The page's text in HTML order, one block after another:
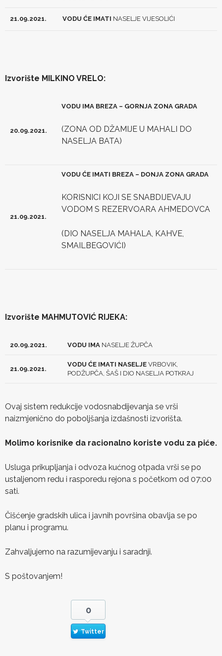
21.09.2021. VODU ĆE IMATI NASELJE VIJESOLIĆI
Izvorište MILKINO VRELO:
20.09.2021.
VODU IMA BREZA – GORNJA ZONA GRADA
(ZONA OD DŽAMIJE U MAHALI DO
NASELJA BATA)
21.09.2021.
VODU ĆE IMATI BREZA – DONJA ZONA GRADA
KORISNICI KOJI SE SNABDIJEVAJU
VODOM S REZERVOARA AHMEDOVCA
(DIO NASELJA MAHALA, KAHVE,
SMAILBEGOVIĆI)
Izvorište MAHMUTOVIĆ RIJEKA:
20.09.2021. VODU IMA NASELJE ŽUPČA
21.09.2021.
VODU ĆE IMATI NASELJE VRBOVIK,
PODŽUPČA, ŠAŠ I DIO NASELJA POTKRAJ
Ovaj sistem redukcije vodosnabdijevanja se vrši
naizmjenično do poboljšanja izdašnosti izvorišta.
Molimo korisnike da racionalno koriste vodu za piće.
Usluga prikupljanja i odvoza kućnog otpada vrši se po
ustaljenom redu i rasporedu rejona s početkom od 07:00
sati.
Čišćenje gradskih ulica i javnih površina obavlja se po
planu i programu.
Zahvaljujemo na razumijevanju i saradnji.
S poštovanjem!
0
Twitter